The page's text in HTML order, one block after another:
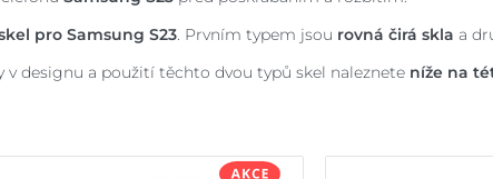
pro Samsung S23. Prvním typem jsou rovná čirá skla a
v designu a použití těchto dvou typů skel naleznete níže na